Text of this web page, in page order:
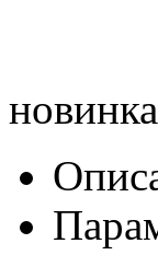
новинка